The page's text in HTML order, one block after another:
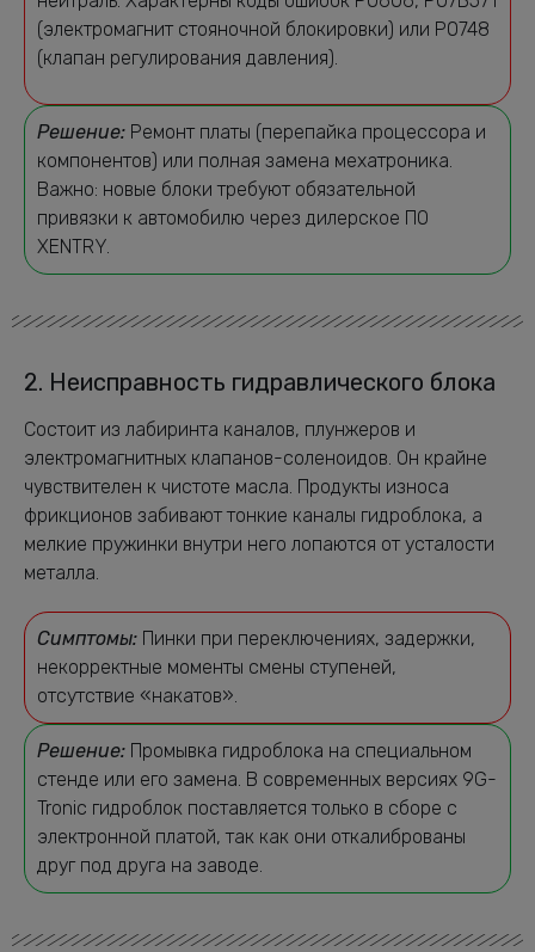
(электромагнит стояночной блокировки) или P0748
(клапан регулирования давления).
Решение: Ремонт платы (перепайка процессора и
компонентов) или полная замена мехатроника.
Важно: новые блоки требуют обязательной
привязки к автомобилю через дилерское ПО
XENTRY.
2. Неисправность гидравлического блока
Состоит из лабиринта каналов, плунжеров и
электромагнитных клапанов-соленоидов. Он крайне
чувствителен к чистоте масла. Продукты износа
фрикционов забивают тонкие каналы гидроблока, а
мелкие пружинки внутри него лопаются от усталости
металла.
Симптомы: Пинки при переключениях, задержки,
некорректные моменты смены ступеней,
отсутствие «накатов».
Решение: Промывка гидроблока на специальном
стенде или его замена. В современных версиях 9G-
Tronic гидроблок поставляется только в сборе с
электронной платой, так как они откалиброваны
друг под друга на заводе.